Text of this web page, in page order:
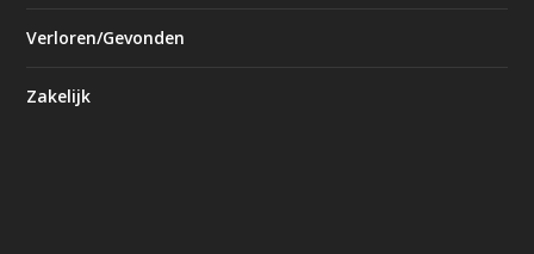
Verloren/Gevonden
Zakelijk